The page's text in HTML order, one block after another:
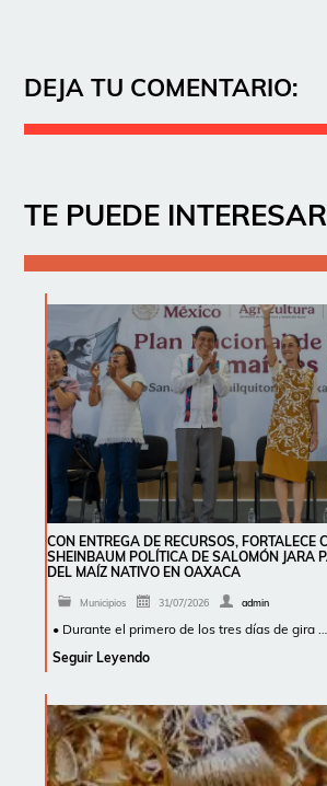
DEJA TU COMENTARIO:
TE PUEDE INTERESAR
CON ENTREGA DE RECURSOS, FORTALECE
SHEINBAUM POLÍTICA DE SALOMÓN JARA
DEL MAÍZ NATIVO EN OAXACA
Municipios 31/07/2026 admin
• Durante el primero de los tres días de gira …
Seguir Leyendo